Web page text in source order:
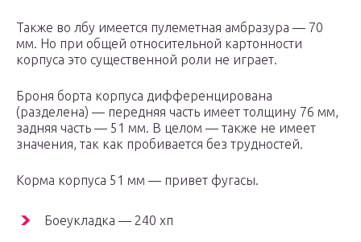
Также во лбу имеется пулеметная амбразура — 70
мм. Но при общей относительной картонности
корпуса это существенной роли не играет.
Броня борта корпуса дифференцирована
(разделена) — передняя часть имеет толщину 76 мм,
задняя часть — 51 мм. В целом — также не имеет
значения, так как пробивается без трудностей.
Корма корпуса 51 мм — привет фугасы.
Боеукладка — 240 хп